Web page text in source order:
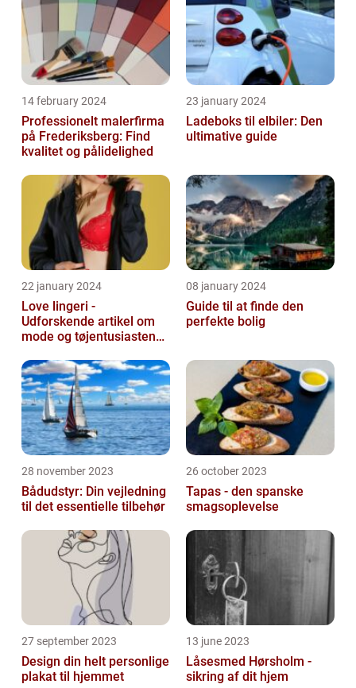
14 february 2024
Professionelt malerfirma
på Frederiksberg: Find
kvalitet og pålidelighed
23 january 2024
Ladeboks til elbiler: Den
ultimative guide
22 january 2024
Love lingeri -
Udforskende artikel om
mode og tøjentusiastens
08 january 2024
Guide til at finde den
perfekte bolig
28 november 2023
Bådudstyr: Din vejledning
til det essentielle tilbehør
26 october 2023
Tapas - den spanske
smagsoplevelse
27 september 2023
Design din helt personlige
plakat til hjemmet
13 june 2023
Låsesmed Hørsholm -
sikring af dit hjem